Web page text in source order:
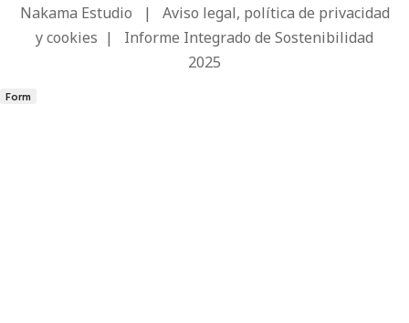
Nakama Estudio | Aviso legal, política de privacidad
y cookies | Informe Integrado de Sostenibilidad
2025
Form